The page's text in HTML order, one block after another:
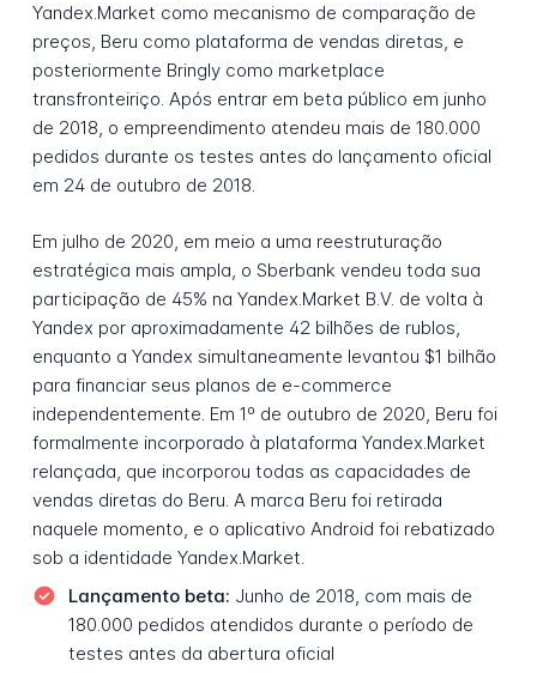
Yandex.Market como mecanismo de comparação de
preços, Beru como plataforma de vendas diretas, e
posteriormente Bringly como marketplace
transfronteiriço. Após entrar em beta público em junho
de 2018, o empreendimento atendeu mais de 180.000
pedidos durante os testes antes do lançamento oficial
em 24 de outubro de 2018.
Em julho de 2020, em meio a uma reestruturação
estratégica mais ampla, o Sberbank vendeu toda sua
participação de 45% na Yandex.Market B.V. de volta à
Yandex por aproximadamente 42 bilhões de rublos,
enquanto a Yandex simultaneamente levantou $1 bilhão
para financiar seus planos de e-commerce
independentemente. Em 1º de outubro de 2020, Beru foi
formalmente incorporado à plataforma Yandex.Market
relançada, que incorporou todas as capacidades de
vendas diretas do Beru. A marca Beru foi retirada
naquele momento, e o aplicativo Android foi rebatizado
sob a identidade Yandex.Market.
Lançamento beta: Junho de 2018, com mais de
180.000 pedidos atendidos durante o período de
testes antes da abertura oficial